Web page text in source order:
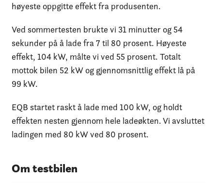
høyeste oppgitte effekt fra produsenten.
Ved sommertesten brukte vi 31 minutter og 54
sekunder på å lade fra 7 til 80 prosent. Høyeste
effekt, 104 kW, målte vi ved 55 prosent. Totalt
mottok bilen 52 kW og gjennomsnittlig effekt lå på
99 kW.
EQB startet raskt å lade med 100 kW, og holdt
effekten nesten gjennom hele ladeøkten. Vi avsluttet
ladingen med 80 kW ved 80 prosent.
Om testbilen